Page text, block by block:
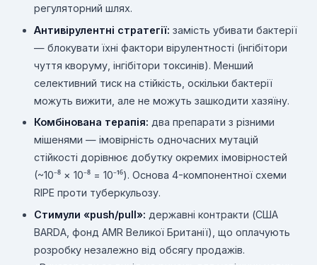
регуляторний шлях.
Антивірулентні стратегії: замість убивати бактерії
— блокувати їхні фактори вірулентності (інгібітори
чуття кворуму, інгібітори токсинів). Менший
селективний тиск на стійкість, оскільки бактерії
можуть вижити, але не можуть зашкодити хазяїну.
Комбінована терапія: два препарати з різними
мішенями — імовірність одночасних мутацій
стійкості дорівнює добутку окремих імовірностей
(~10⁻⁸ × 10⁻⁸ = 10⁻¹⁶). Основа 4-компонентної схеми
RIPE проти туберкульозу.
Стимули «push/pull»: державні контракти (США
BARDA, фонд AMR Великої Британії), що оплачують
розробку незалежно від обсягу продажів.